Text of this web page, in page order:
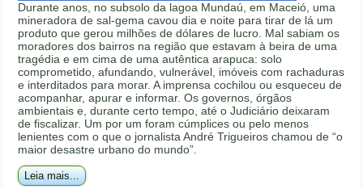
Durante anos, no subsolo da lagoa Mundaú, em Maceió, uma
mineradora de sal-gema cavou dia e noite para tirar de lá um
produto que gerou milhões de dólares de lucro. Mal sabiam os
moradores dos bairros na região que estavam à beira de uma
tragédia e em cima de uma autêntica arapuca: solo
comprometido, afundando, vulnerável, imóveis com rachaduras
e interditados para morar. A imprensa cochilou ou esqueceu de
acompanhar, apurar e informar. Os governos, órgãos
ambientais e, durante certo tempo, até o Judiciário deixaram
de fiscalizar. Um por um foram cúmplices ou pelo menos
lenientes com o que o jornalista André Trigueiros chamou de “o
maior desastre urbano do mundo”.
Leia mais...